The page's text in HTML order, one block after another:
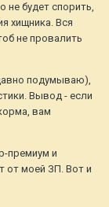
будет спорить,
хищника. Вся
не провалить
подумываю),
Вывод - если
вам
премиум и
от моей ЗП. Вот и